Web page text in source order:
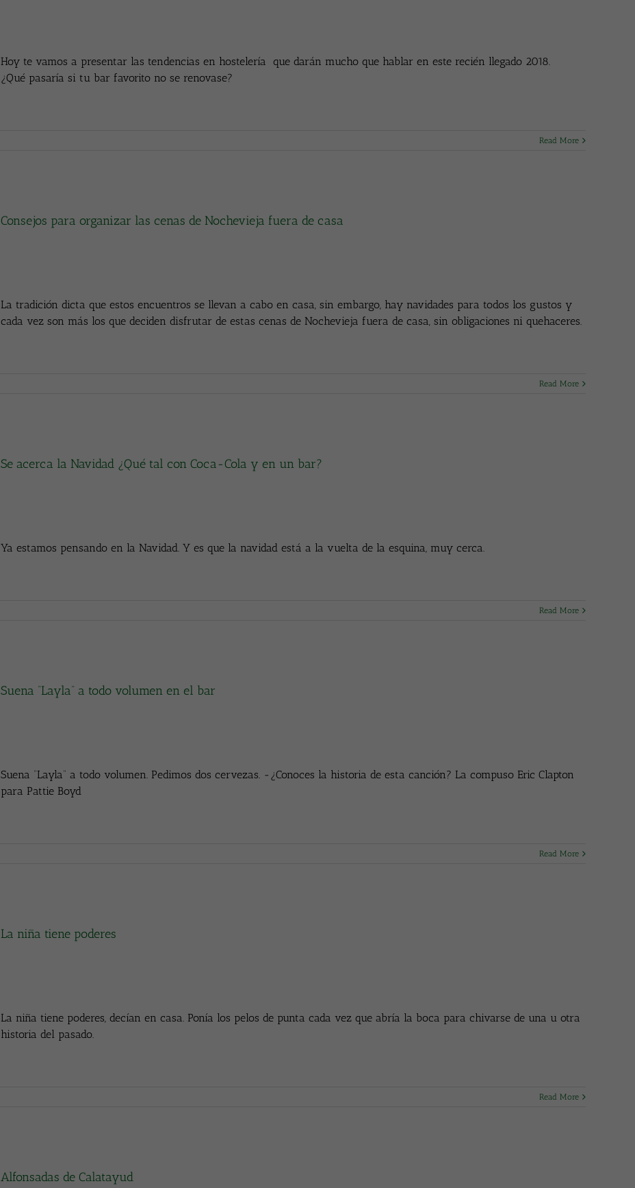
Hoy te vamos a presentar las tendencias en hostelería que darán mucho que hablar en este recién llegado 2018.
¿Qué pasaría si tu bar favorito no se renovase?
Read More
Consejos para organizar las cenas de Nochevieja fuera de casa
La tradición dicta que estos encuentros se llevan a cabo en casa, sin embargo, hay navidades para todos los gustos y
cada vez son más los que deciden disfrutar de estas cenas de Nochevieja fuera de casa, sin obligaciones ni quehaceres.
Read More
Se acerca la Navidad ¿Qué tal con Coca-Cola y en un bar?
Ya estamos pensando en la Navidad. Y es que la navidad está a la vuelta de la esquina, muy cerca.
Read More
Suena “Layla” a todo volumen en el bar
Suena “Layla” a todo volumen. Pedimos dos cervezas. -¿Conoces la historia de esta canción? La compuso Eric Clapton
para Pattie Boyd
Read More
La niña tiene poderes
La niña tiene poderes, decían en casa. Ponía los pelos de punta cada vez que abría la boca para chivarse de una u otra
historia del pasado.
Read More
Alfonsadas de Calatayud